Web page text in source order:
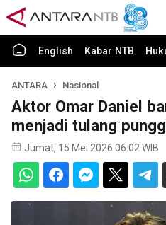
English Kabar NTB
ANTARA Nasional
Aktor Omar Daniel
menjadi tulang
Jumat, 15 Mei 2026 06:02 WIB